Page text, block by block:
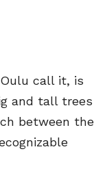
Oulu call it, is
and tall trees
between the